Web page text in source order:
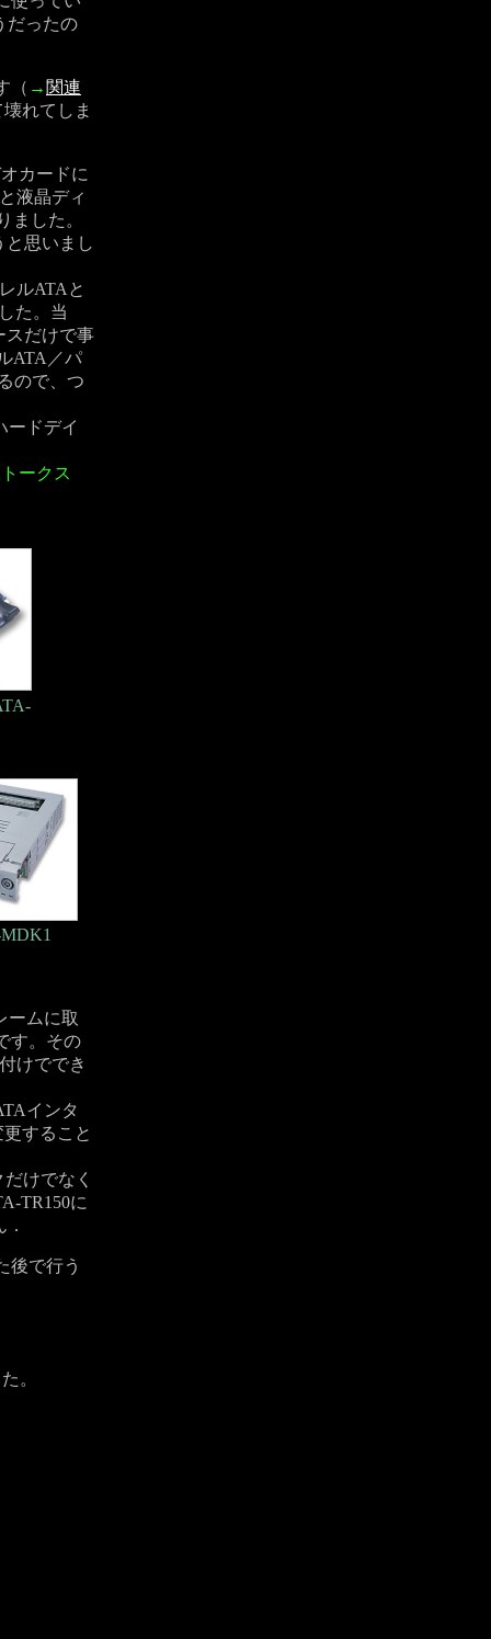
だったの
（ → 関連
れてしま
カードに
液晶ディ
ました。
思いまし
ルATAと
た。当
スだけで事
ATA／パ
ので、つ
ードデイ
ークス
ームに取
す。その
けででき
インタ
すること
けでなく
TR150に
後で行う
。